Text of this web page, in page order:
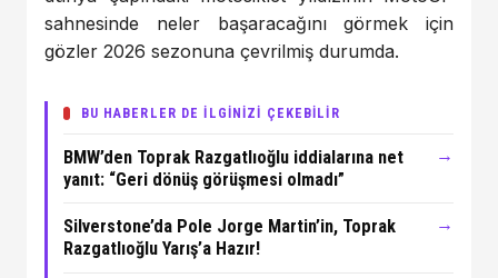
sahnesinde neler başaracağını görmek için
gözler 2026 sezonuna çevrilmiş durumda.
BU HABERLER DE İLGİNİZİ ÇEKEBİLİR
BMW’den Toprak Razgatlıoğlu iddialarına net
yanıt: “Geri dönüş görüşmesi olmadı”
→
Silverstone’da Pole Jorge Martin’in, Toprak
Razgatlıoğlu Yarış’a Hazır!
→